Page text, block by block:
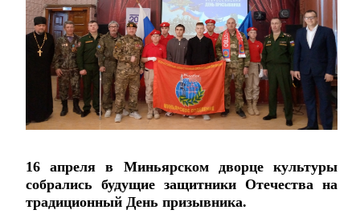
16 апреля в Миньярском дворце культуры
собрались будущие защитники Отечества на
традиционный День призывника.